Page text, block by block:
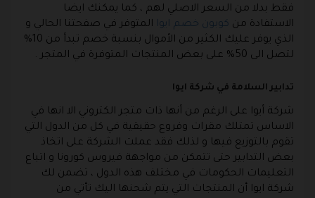
فقط بدلا من السعر الاصلي لهم ، كما يمكنك ايضا
الاستفادة من كوبون خصم ايوا المتوفر في صفحتنا الحالي و
الذي يوفر عليك الكثير من الأموال بنسبة خصم تبدأ من 10%
لتصل الى 50% على بعض المنتجات المتوفرة في المتجر .
تدابير السلامة في شركة ايوا
شركة أيوا على الرغم من أنها ذات متجر الكتروني الا انها في
الاساس تمتلك مقرات وفروع حقيقية في كل من الدول التي
تقوم بالتوزيع فيها و لذلك فقد عملت الشركة على اتخاذ
بعض التدابير حتى تتمكن من مواجهة فيروس كورونا و اتباع
التعليمات الحكومات في مختلف هذه الدول ، تضمن لك
شركة ايوا أن المنتجات التي يتم شحنها اليك تأتي من